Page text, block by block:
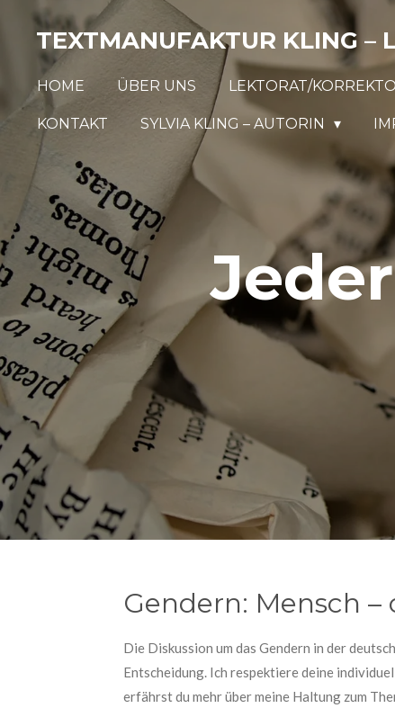
Hauptinhalt
springen
TEXTMANUFAKTUR KLING –
HOME ÜBER UNS LEKTORAT/
KONTAKT SYLVIA KLING – AUTORIN
Gendern: Mensch
Die Diskussion um das Gendern in der
Entscheidung. Ich respektiere deine
erfährst du mehr über meine Haltung zum